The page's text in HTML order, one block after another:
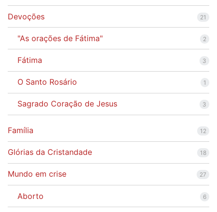
Devoções 21
"As orações de Fátima" 2
Fátima 3
O Santo Rosário 1
Sagrado Coração de Jesus 3
Família 12
Glórias da Cristandade 18
Mundo em crise 27
Aborto 6